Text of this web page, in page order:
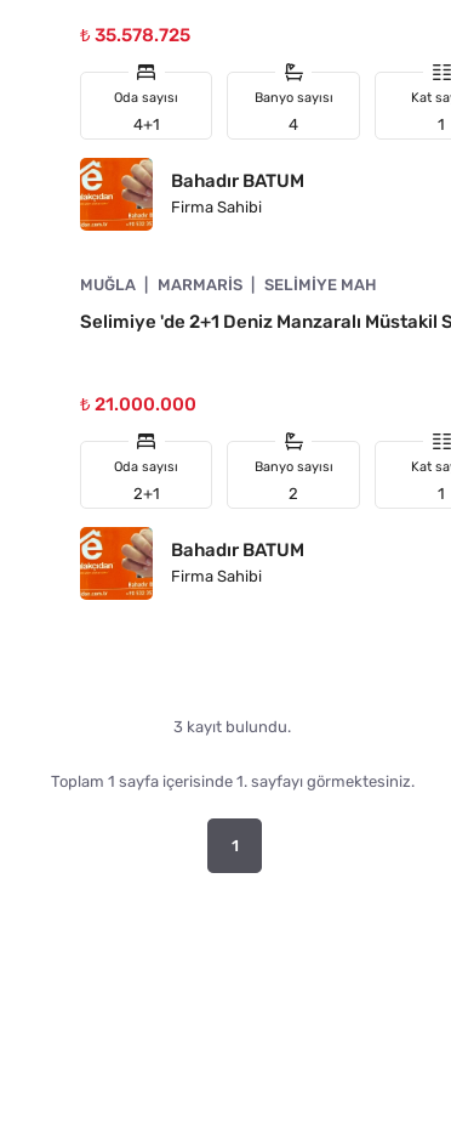
₺ 35.578.725
Oda sayısı
4+1
Banyo sayısı
4
Kat
1
Bahadır BATUM
Firma Sahibi
MUĞLA MARMARIS SELIMIYE MAH
Selimiye 'de 2+1 Deniz Manzaralı Müstakil
₺ 21.000.000
Oda sayısı
2+1
Banyo sayısı
2
Kat
1
Bahadır BATUM
Firma Sahibi
3 kayıt bulundu.
Toplam 1 sayfa içerisinde 1. sayfayı görmektesiniz.
1